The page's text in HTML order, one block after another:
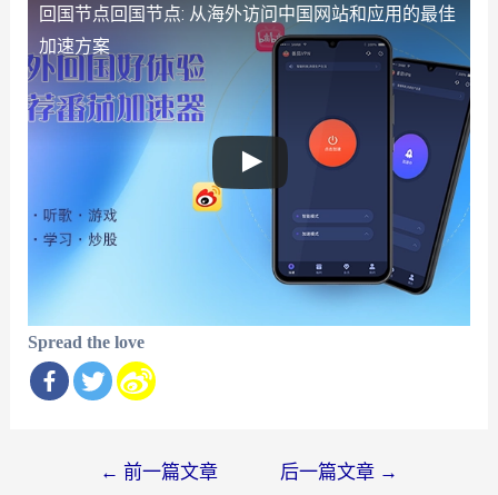
回国节点回国节点: 从海外访问中国网站和应用的最佳
加速方案
Spread the love
← 前一篇文章 后一篇文章 →